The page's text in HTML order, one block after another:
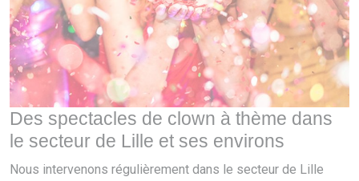
Des spectacles de clown à thème dans
le secteur de Lille et ses environs
Nous intervenons régulièrement dans le secteur de Lille